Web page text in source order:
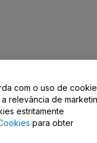
com o uso de
relevância de
estritamente
para obter